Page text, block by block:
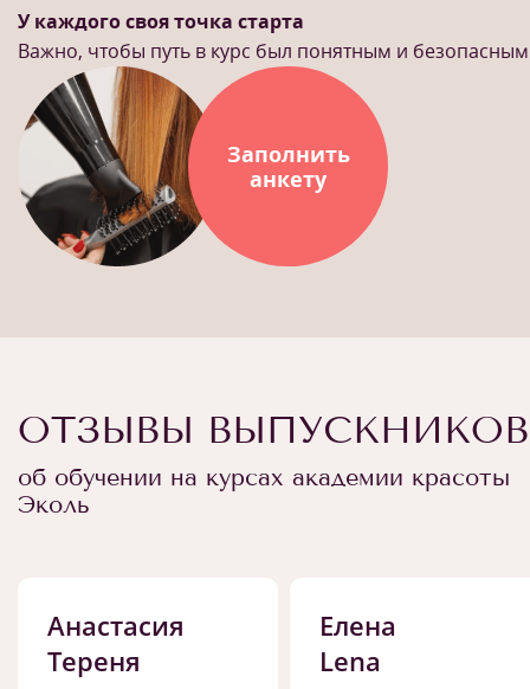
У каждого своя точка старта
Важно, чтобы путь в курс был понятным и безопасным
Заполнить
анкету
ОТЗЫВЫ ВЫПУСКНИКОВ
об обучении на курсах академии красоты
Эколь
Анастасия
Тереня
Елена
Lena